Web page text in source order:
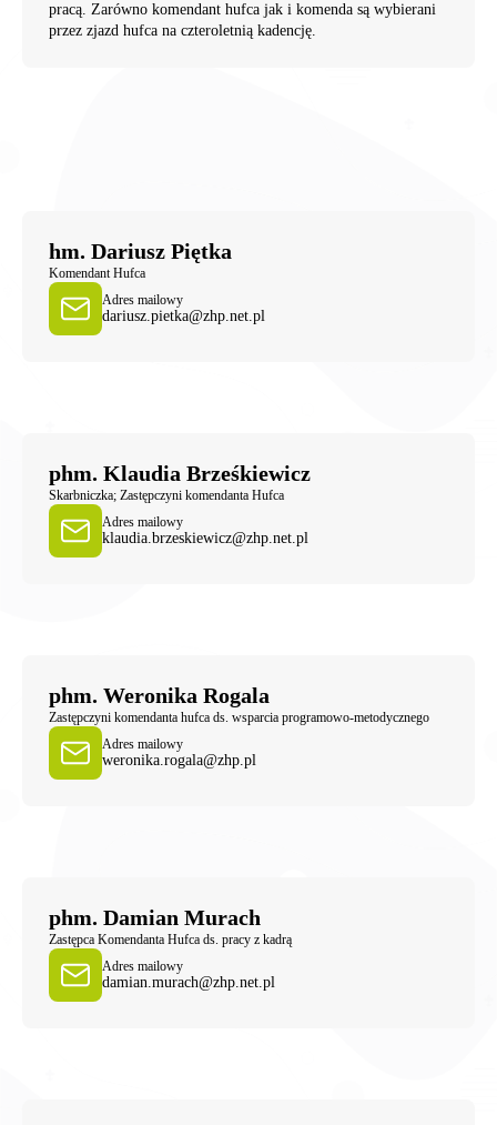
pracą. Zarówno komendant hufca jak i komenda są wybierani
przez zjazd hufca na czteroletnią kadencję.
hm. Dariusz Piętka
Komendant Hufca
Adres mailowy
dariusz.pietka@zhp.net.pl
phm. Klaudia Brześkiewicz
Skarbniczka; Zastępczyni komendanta Hufca
Adres mailowy
klaudia.brzeskiewicz@zhp.net.pl
phm. Weronika Rogala
Zastępczyni komendanta hufca ds. wsparcia programowo-metodycznego
Adres mailowy
weronika.rogala@zhp.pl
phm. Damian Murach
Zastępca Komendanta Hufca ds. pracy z kadrą
Adres mailowy
damian.murach@zhp.net.pl